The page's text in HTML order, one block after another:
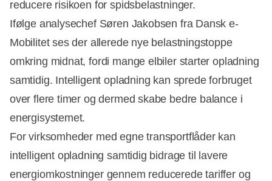
reducere risikoen for spidsbelastninger.
Ifølge analysechef Søren Jakobsen fra Dansk e-
Mobilitet ses der allerede nye belastningstoppe
omkring midnat, fordi mange elbiler starter opladning
samtidig. Intelligent opladning kan sprede forbruget
over flere timer og dermed skabe bedre balance i
energisystemet.
For virksomheder med egne transportflåder kan
intelligent opladning samtidig bidrage til lavere
energiomkostninger gennem reducerede tariffer og